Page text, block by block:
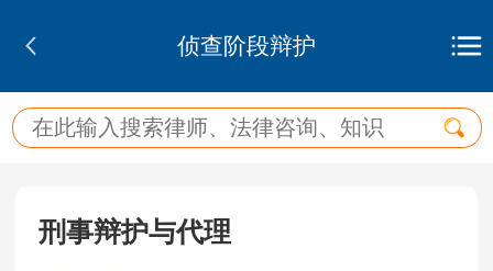
侦查阶段辩护
刑事辩护与代理